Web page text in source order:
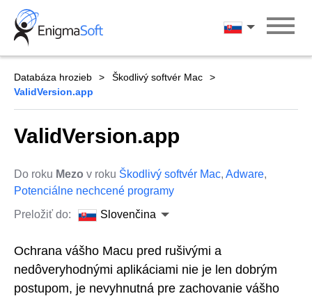
Skip
content
Slovenčina
Databáza hrozieb
Škodlivý softvér Mac
ValidVersion.app
ValidVersion.app
Do roku Mezo v roku Škodlivý softvér Mac, Adware,
Potenciálne nechcené programy
Preložiť do:
Slovenčina
Ochrana vášho Macu pred rušivými a
nedôveryhodnými aplikáciami nie je len dobrým
postupom, je nevyhnutná pre zachovanie vášho